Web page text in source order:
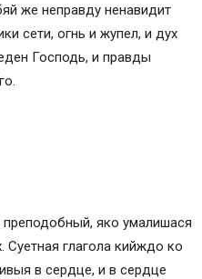
же неправду ненавидит
сети, огнь и жупел, и дух
Господь, и правды
яко умалишася
Суетная глагола кийждо ко
в сердце, и в сердце